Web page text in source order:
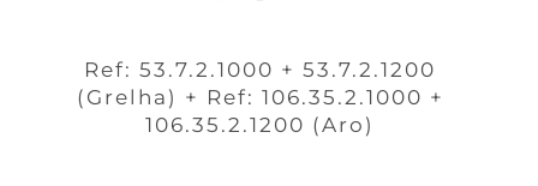
Ref: 53.7.2.1000 + 53.7.2.1200
(Grelha) + Ref: 106.35.2.1000 +
106.35.2.1200 (Aro)